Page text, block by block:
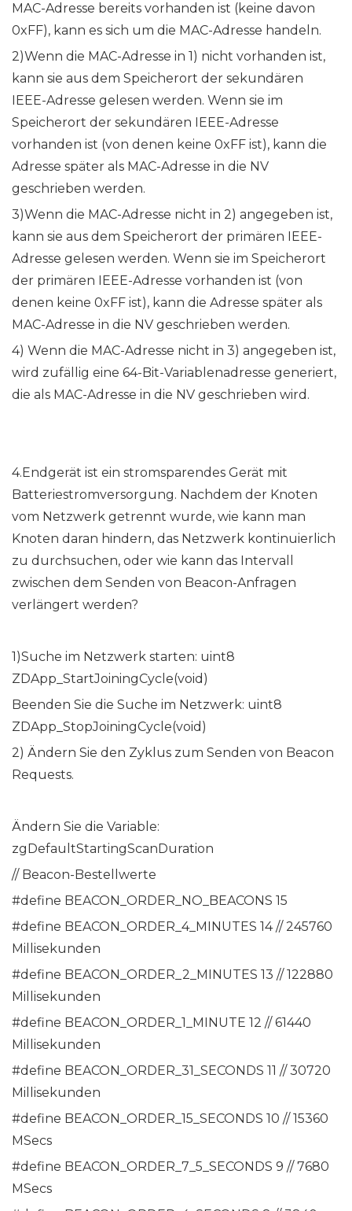
MAC-Adresse bereits vorhanden ist (keine davon
0xFF), kann es sich um die MAC-Adresse handeln.
2)Wenn die MAC-Adresse in 1) nicht vorhanden ist,
kann sie aus dem Speicherort der sekundären
IEEE-Adresse gelesen werden. Wenn sie im
Speicherort der sekundären IEEE-Adresse
vorhanden ist (von denen keine 0xFF ist), kann die
Adresse später als MAC-Adresse in die NV
geschrieben werden.
3)Wenn die MAC-Adresse nicht in 2) angegeben ist,
kann sie aus dem Speicherort der primären IEEE-
Adresse gelesen werden. Wenn sie im Speicherort
der primären IEEE-Adresse vorhanden ist (von
denen keine 0xFF ist), kann die Adresse später als
MAC-Adresse in die NV geschrieben werden.
4) Wenn die MAC-Adresse nicht in 3) angegeben ist,
wird zufällig eine 64-Bit-Variablenadresse generiert,
die als MAC-Adresse in die NV geschrieben wird.
4.Endgerät ist ein stromsparendes Gerät mit
Batteriestromversorgung. Nachdem der Knoten
vom Netzwerk getrennt wurde, wie kann man
Knoten daran hindern, das Netzwerk kontinuierlich
zu durchsuchen, oder wie kann das Intervall
zwischen dem Senden von Beacon-Anfragen
verlängert werden?
1)Suche im Netzwerk starten: uint8
ZDApp_StartJoiningCycle(void)
Beenden Sie die Suche im Netzwerk: uint8
ZDApp_StopJoiningCycle(void)
2) Ändern Sie den Zyklus zum Senden von Beacon
Requests.
Ändern Sie die Variable:
zgDefaultStartingScanDuration
// Beacon-Bestellwerte
#define BEACON_ORDER_NO_BEACONS 15
#define BEACON_ORDER_4_MINUTES 14 // 245760
Millisekunden
#define BEACON_ORDER_2_MINUTES 13 // 122880
Millisekunden
#define BEACON_ORDER_1_MINUTE 12 // 61440
Millisekunden
#define BEACON_ORDER_31_SECONDS 11 // 30720
Millisekunden
#define BEACON_ORDER_15_SECONDS 10 // 15360
MSecs
#define BEACON_ORDER_7_5_SECONDS 9 // 7680
MSecs